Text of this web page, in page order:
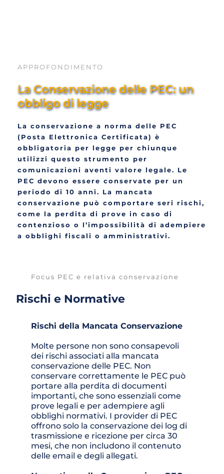
APPROFONDIMENTO
La Conservazione delle PEC: un
obbligo di legge
La conservazione a norma delle PEC
(Posta Elettronica Certificata) è
obbligatoria per legge per chiunque
utilizzi questo strumento per
comunicazioni aventi valore legale. Le
PEC devono essere conservate per un
periodo di 10 anni. La mancata
conservazione può comportare seri rischi,
come la perdita di prove in caso di
contenzioso o l’impossibilità di adempiere
a obblighi fiscali o amministrativi.
Focus PEC e relativa conservazione
Rischi e Normative
Rischi della Mancata Conservazione
Molte persone non sono consapevoli
dei rischi associati alla mancata
conservazione delle PEC. Non
conservare correttamente le PEC può
portare alla perdita di documenti
importanti, che sono essenziali come
prove legali e per adempiere agli
obblighi normativi. I provider di PEC
offrono solo la conservazione dei log di
trasmissione e ricezione per circa 30
mesi, che non includono il contenuto
delle email e degli allegati.